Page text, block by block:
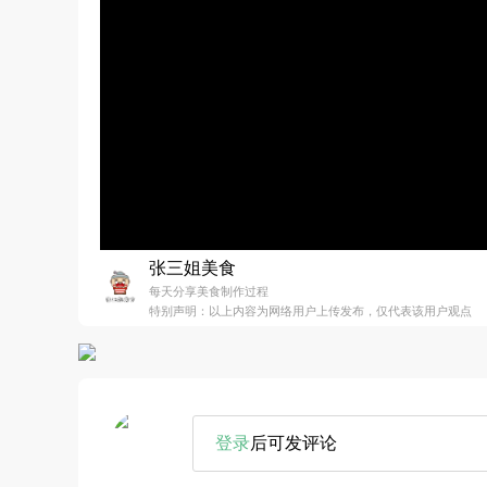
张三姐美食
每天分享美食制作过程
特别声明：以上内容为网络用户上传发布，仅代表该用户观点
登录后可发评论